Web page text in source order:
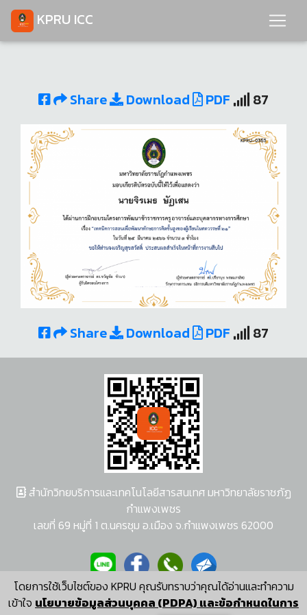
KPRU ICC
Share Download PDF 87
Share Download PDF 87
โดยการใช้เว็บไซต์ของ KPRU คุณรับทราบว่าคุณได้อ่านและทำความ
เข้าใจ นโยบายข้อมูลส่วนบุคคล (PDPA) และข้อกำหนดในการ
สำนักวิทยบริการและเทคโนโลยีสารสนเทศ มหาวิทยาลัยราชภัฏ
กำแพงเพชร
เลขที่ 69 หมู่ที่ 1 ต.นครชุม อ.เมือง จ.กำแพงเพชร 62000
ผู้พัฒนาระบบ อนุชา พวงผกา